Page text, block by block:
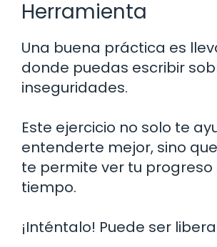
Herramienta
Una buena práctica es
donde puedas escribir
inseguridades.
Este ejercicio no solo te
entenderte mejor, sino
te permite ver tu progreso
tiempo.
¡Inténtalo! Puede ser